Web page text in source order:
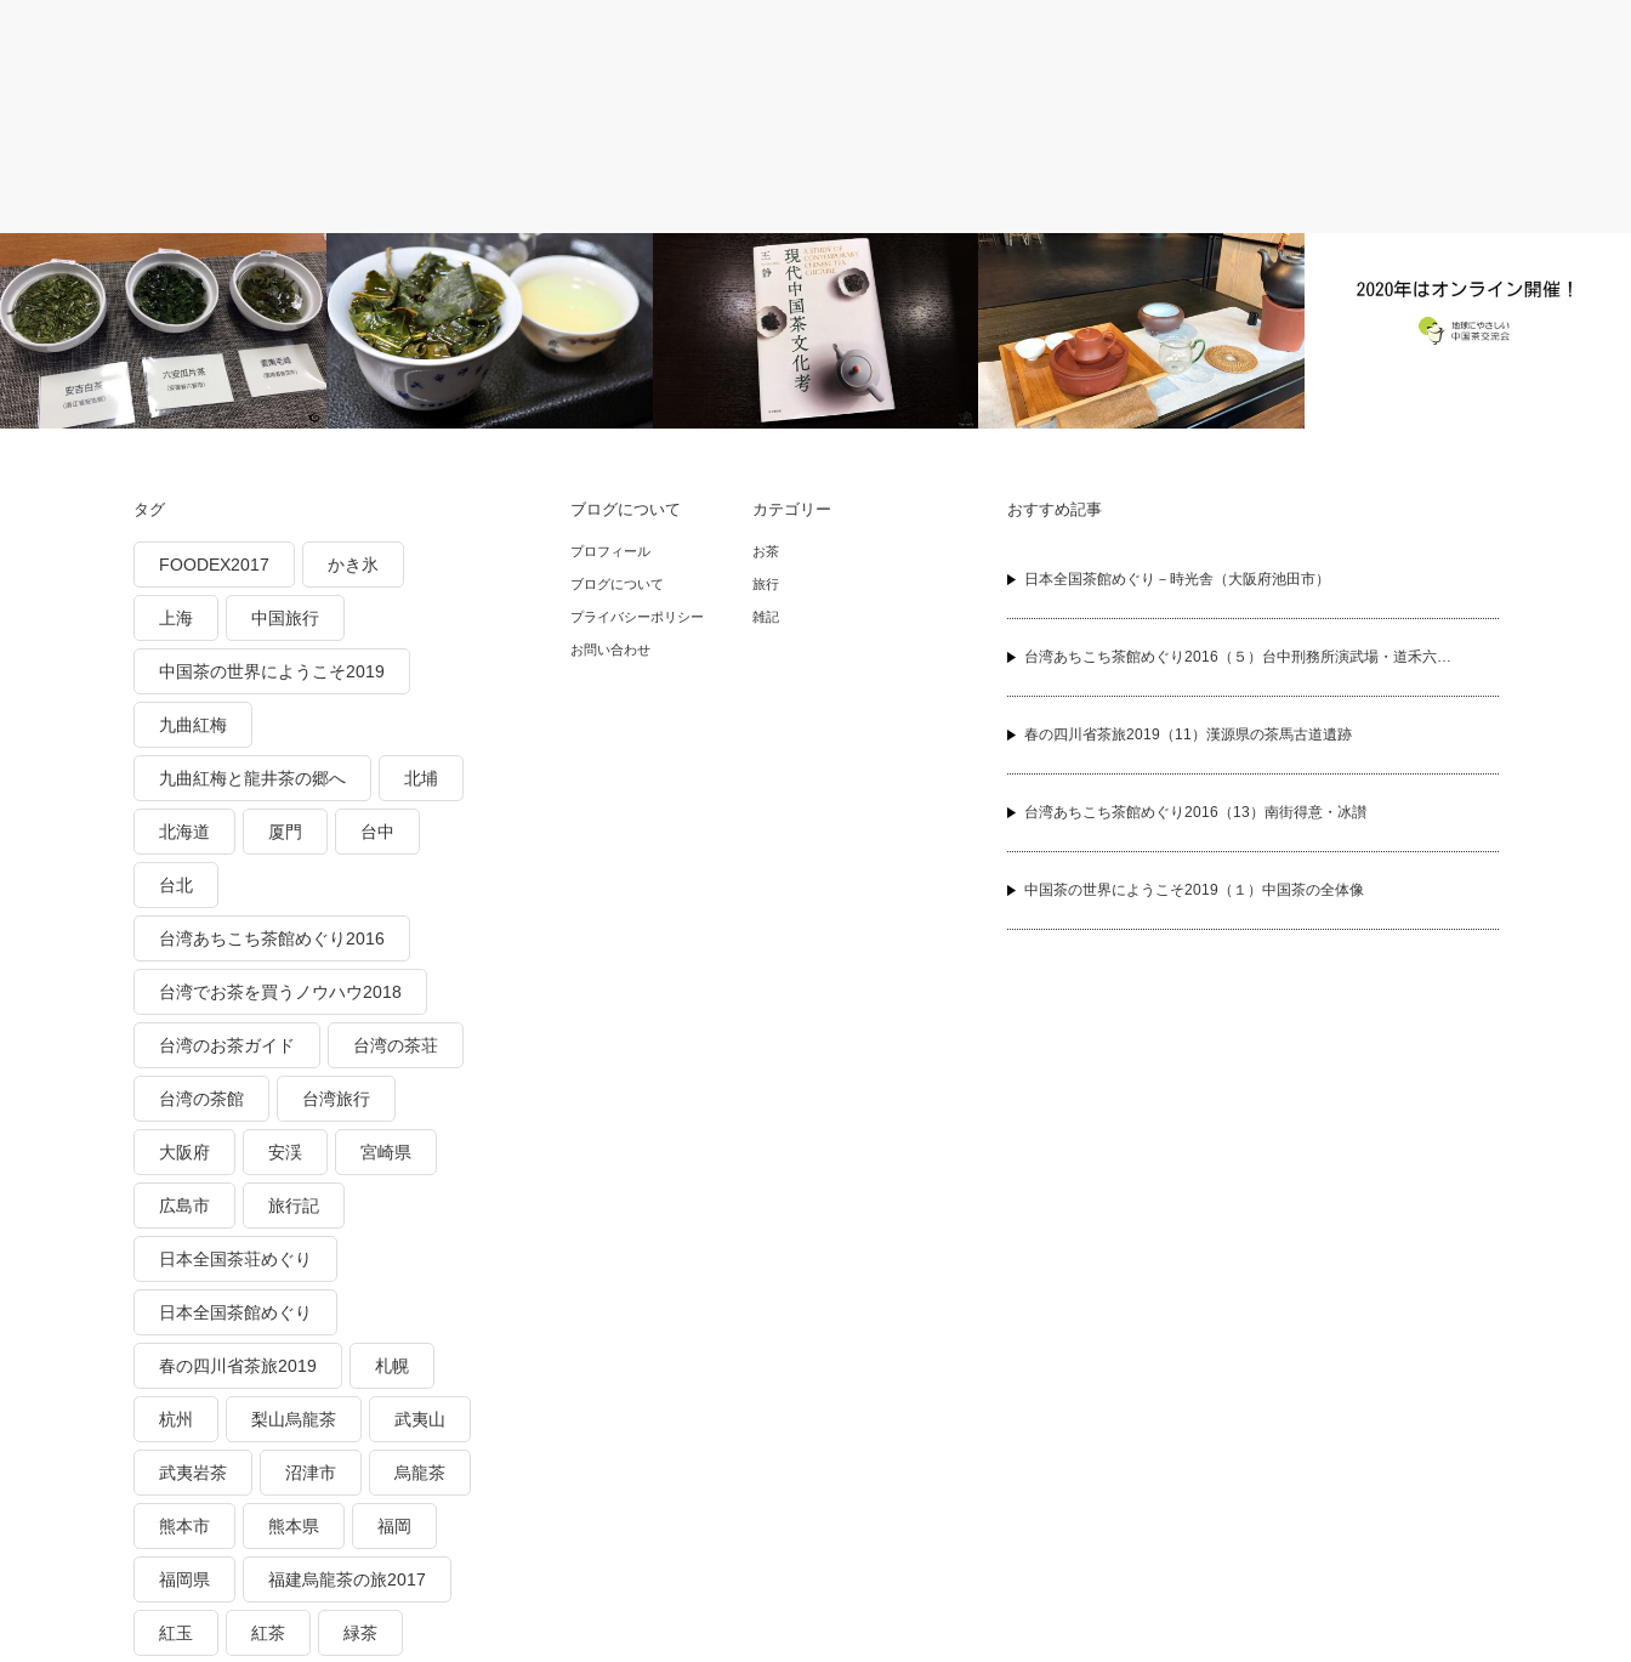
なお茶の淹れ方と茶器
タグ
FOODEX2017 かき氷
上海 中国旅行
中国茶の世界にようこそ2019
九曲紅梅
九曲紅梅と龍井茶の郷へ 北埔
北海道 厦門 台中
台北
台湾あちこち茶館めぐり2016
台湾でお茶を買うノウハウ2018
台湾のお茶ガイド 台湾の茶荘
台湾の茶館 台湾旅行
大阪府 安渓 宮崎県
広島市 旅行記
日本全国茶荘めぐり
日本全国茶館めぐり
春の四川省茶旅2019 札幌
杭州 梨山烏龍茶 武夷山
武夷岩茶 沼津市 烏龍茶
熊本市 熊本県 福岡
福岡県 福建烏龍茶の旅2017
紅玉 紅茶 緑茶
おすすめ記事
日本全国茶館めぐり－時光舎（大阪府池田市）
台湾あちこち茶館めぐり2016（５）台中刑務所演武場・道禾六…
春の四川省茶旅2019（11）漢源県の茶馬古道遺跡
台湾あちこち茶館めぐり2016（13）南街得意・冰讃
中国茶の世界にようこそ2019（１）中国茶の全体像
ブログについて
プロフィール
ブログについて
プライバシーポリシー
お問い合わせ
カテゴリー
お茶
旅行
雑記